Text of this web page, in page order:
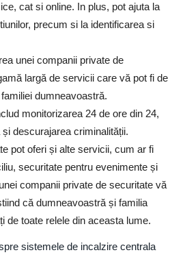
cat si online. In plus, pot ajuta la
precum si la identificarea si
unei companii private de
largă de servicii care vă pot fi de
dumneavoastră.
monitorizarea 24 de ore din 24,
descurajarea criminalității.
pot oferi și alte servicii, cum ar fi
securitate pentru evenimente și
companii private de securitate vă
că dumneavoastră și familia
de toate relele din aceasta lume.
sistemele de incalzire centrala